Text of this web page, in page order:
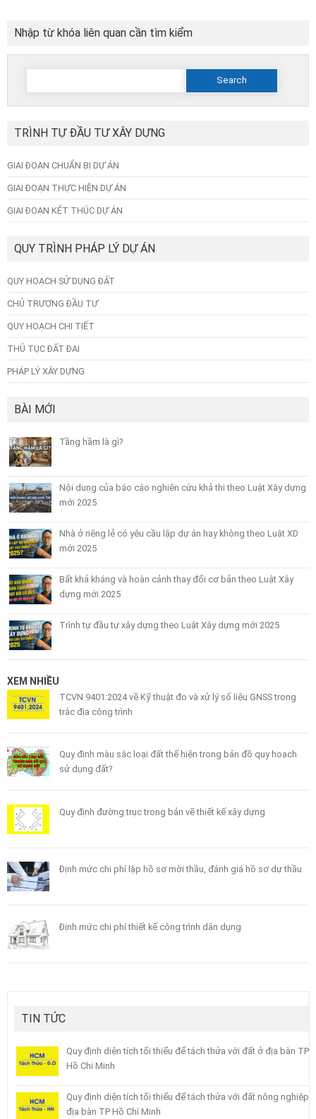
Nhập từ khóa liên quan cần tìm kiểm
Search
TRÌNH TỰ ĐẦU TƯ XÂY DỰNG
GIAI ĐOẠN CHUẨN BỊ DỰ ÁN
GIAI ĐOẠN THỰC HIỆN DỰ ÁN
GIAI ĐOẠN KẾT THÚC DỰ ÁN
QUY TRÌNH PHÁP LÝ DỰ ÁN
QUY HOẠCH SỬ DỤNG ĐẤT
CHỦ TRƯƠNG ĐẦU TƯ
QUY HOẠCH CHI TIẾT
THỦ TỤC ĐẤT ĐAI
PHÁP LÝ XÂY DỰNG
BÀI MỚI
Tầng hầm là gì?
Nội dung của báo cáo nghiên cứu khả thi theo Luật Xây dựng
mới 2025
Nhà ở riêng lẻ có yêu cầu lập dự án hay không theo Luật XD
mới 2025
Bất khả kháng và hoàn cảnh thay đổi cơ bản theo Luật Xây
dựng mới 2025
Trình tự đầu tư xây dựng theo Luật Xây dựng mới 2025
XEM NHIỀU
TCVN 9401:2024 về Kỹ thuật đo và xử lý số liệu GNSS trong
trắc địa công trình
Quy định màu sắc loại đất thể hiện trong bản đồ quy hoạch
sử dụng đất?
Quy định đường trục trong bản vẽ thiết kế xây dựng
Định mức chi phí lập hồ sơ mời thầu, đánh giá hồ sơ dự thầu
Định mức chi phí thiết kế công trình dân dụng
TIN TỨC
Quy định diện tích tối thiểu để tách thửa với đất ở địa bàn TP
Hồ Chi Minh
Quy định diện tích tối thiểu để tách thửa với đất nông nghiệp
địa bàn TP Hồ Chí Minh